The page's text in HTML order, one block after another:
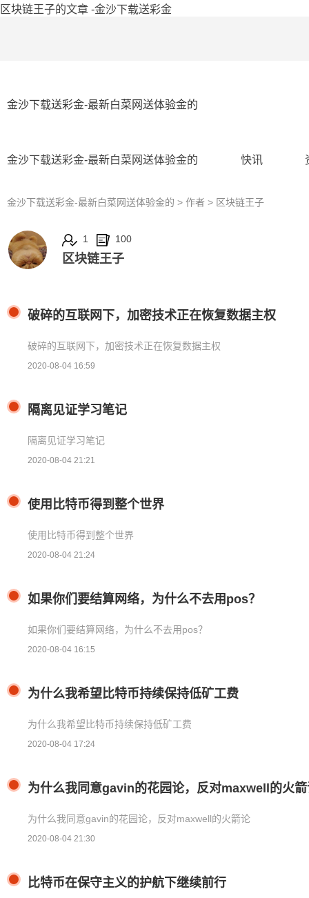
区块链王子的文章 -金沙下载送彩金
金沙下载送彩金-最新白菜网送体验金的
金沙下载送彩金-最新白菜网送体验金的 快讯
金沙下载送彩金-最新白菜网送体验金的 > 作者 > 区块链王子
1 100
区块链王子
破碎的互联网下，加密技术正在恢复数据主权
破碎的互联网下，加密技术正在恢复数据主权
2020-08-04 16:59
隔离见证学习笔记
隔离见证学习笔记
2020-08-04 21:21
使用比特币得到整个世界
使用比特币得到整个世界
2020-08-04 21:24
如果你们要结算网络，为什么不去用pos？
如果你们要结算网络，为什么不去用pos？
2020-08-04 16:15
为什么我希望比特币持续保持低矿工费
为什么我希望比特币持续保持低矿工费
2020-08-04 17:24
为什么我同意gavin的花园论，反对maxwell的火
为什么我同意gavin的花园论，反对maxwell的火箭论
2020-08-04 21:30
比特币在保守主义的护航下继续前行